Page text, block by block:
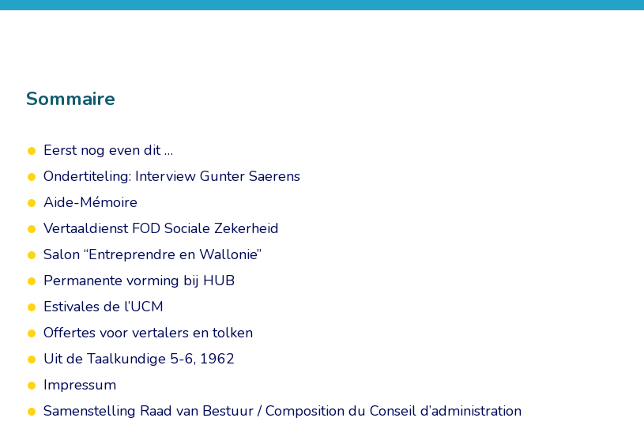
Sommaire
Eerst nog even dit …
Ondertiteling: Interview Gunter Saerens
Aide-Mémoire
Vertaaldienst FOD Sociale Zekerheid
Salon “Entreprendre en Wallonie”
Permanente vorming bij HUB
Estivales de l’UCM
Offertes voor vertalers en tolken
Uit de Taalkundige 5-6, 1962
Impressum
Samenstelling Raad van Bestuur / Composition du Conseil d’administration